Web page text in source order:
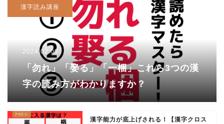
漢字読み講座
2024.02.09
「勿れ」「娶る」「一梱」これら3つの漢
字の読み方がわかりますか？
漢字能力が底上げされる！【漢字クロス